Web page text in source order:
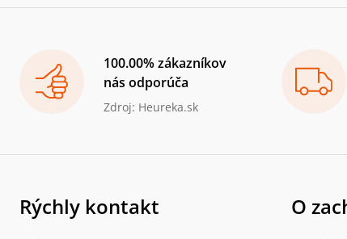
100.00% zákazníkov
nás odporúča
Zdroj: Heureka.sk
Rýchly kontakt O